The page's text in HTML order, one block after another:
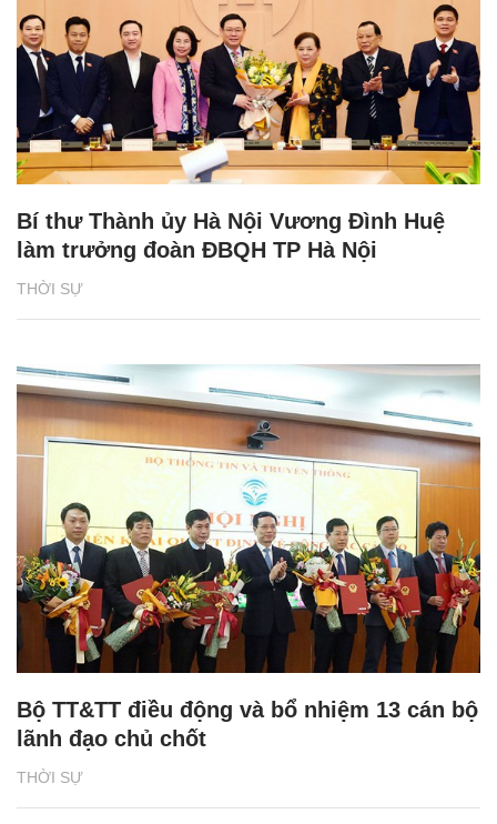
THỜI SỰ
Bí thư Thành ủy Hà Nội Vương Đình Huệ
làm trưởng đoàn ĐBQH TP Hà Nội
THỜI SỰ
Bộ TT&TT điều động và bổ nhiệm 13 cán bộ
lãnh đạo chủ chốt